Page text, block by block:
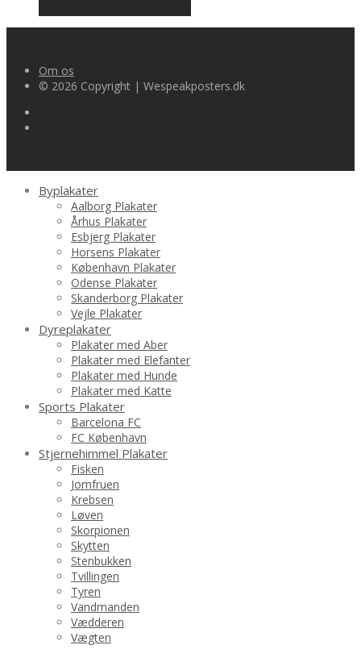
Om os
© 2026 Copyright | Wespeakposters.dk
Byplakater
Aalborg Plakater
Århus Plakater
Esbjerg Plakater
Horsens Plakater
København Plakater
Odense Plakater
Skanderborg Plakater
Vejle Plakater
Dyreplakater
Plakater med Aber
Plakater med Elefanter
Plakater med Hunde
Plakater med Katte
Sports Plakater
Barcelona FC
FC København
Stjernehimmel Plakater
Fisken
Jomfruen
Krebsen
Løven
Skorpionen
Skytten
Stenbukken
Tvillingen
Tyren
Vandmanden
Vædderen
Vægten